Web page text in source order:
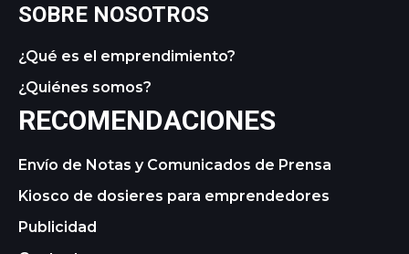
SOBRE NOSOTROS
¿Qué es el emprendimiento?
¿Quiénes somos?
RECOMENDACIONES
Envío de Notas y Comunicados de Prensa
Kiosco de dosieres para emprendedores
Publicidad